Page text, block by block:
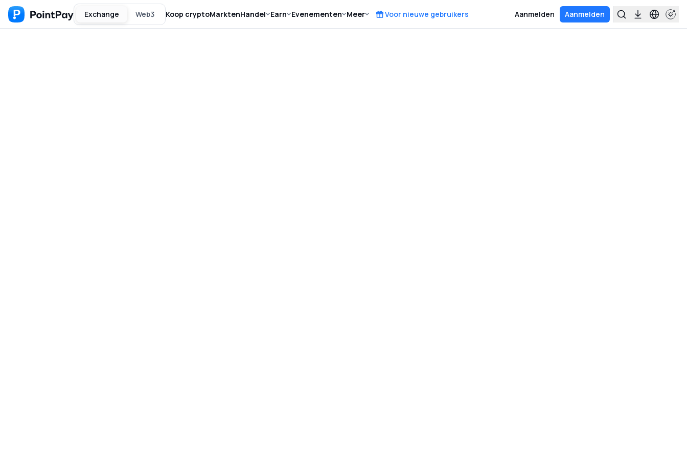
Exchange Web3 Koop cryptoMarktenHandel Earn Evenementen Meer Voor nieuwe gebruikers Aanmelden Aanmelden